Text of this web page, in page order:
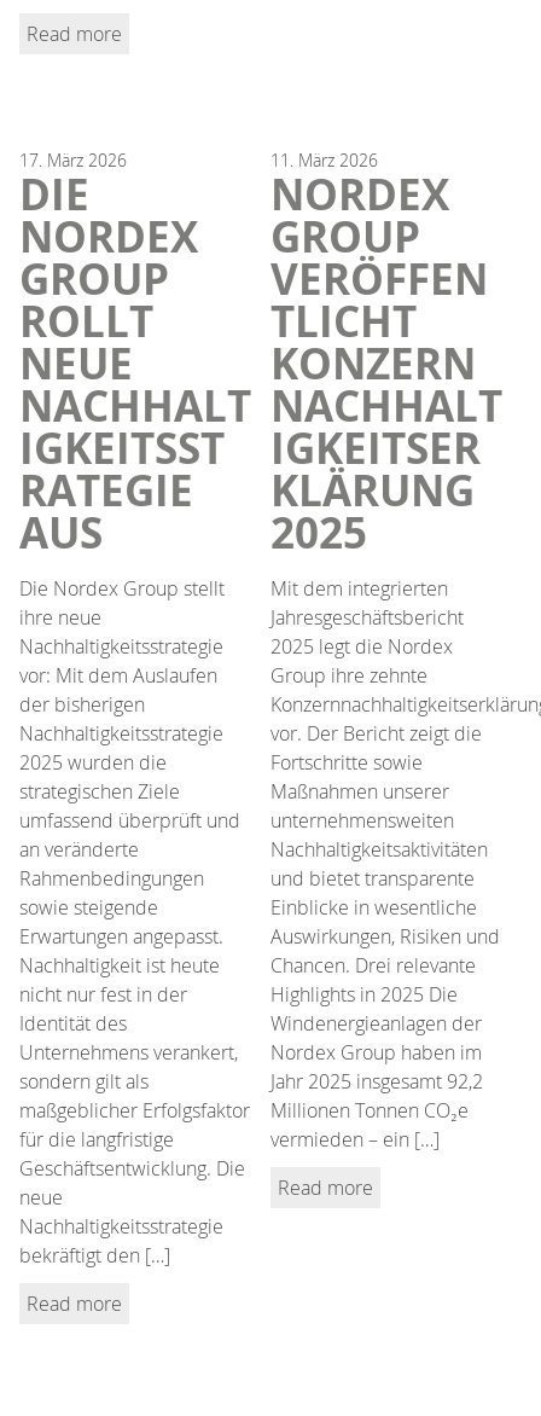
Read more
17. März 2026
DIE
NORDEX
GROUP
ROLLT
NEUE
NACHHALT
IGKEITSST
RATEGIE
AUS
Die Nordex Group stellt
ihre neue
Nachhaltigkeitsstrategie
vor: Mit dem Auslaufen
der bisherigen
Nachhaltigkeitsstrategie
2025 wurden die
strategischen Ziele
umfassend überprüft und
an veränderte
Rahmenbedingungen
sowie steigende
Erwartungen angepasst.
Nachhaltigkeit ist heute
nicht nur fest in der
Identität des
Unternehmens verankert,
sondern gilt als
maßgeblicher Erfolgsfaktor
für die langfristige
Geschäftsentwicklung. Die
neue
Nachhaltigkeitsstrategie
bekräftigt den […]
Read more
11. März 2026
NORDEX
GROUP
VERÖFFEN
TLICHT
KONZERN
NACHHALT
IGKEITSER
KLÄRUNG
2025
Mit dem integrierten
Jahresgeschäftsbericht
2025 legt die Nordex
Group ihre zehnte
vor. Der Bericht zeigt die
Fortschritte sowie
Maßnahmen unserer
unternehmensweiten
Nachhaltigkeitsaktivitäten
und bietet transparente
Einblicke in wesentliche
Auswirkungen, Risiken und
Chancen. Drei relevante
Highlights in 2025 Die
Windenergieanlagen der
Nordex Group haben im
Jahr 2025 insgesamt 92,2
Millionen Tonnen CO₂e
vermieden – ein […]
Read more